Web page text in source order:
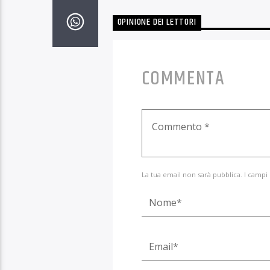
OPINIONE DEI LETTORI
COMMENTA
La tua email non sarà pubblica. I